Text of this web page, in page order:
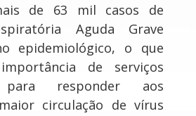
de 63 mil casos de
Aguda Grave
epidemiológico, o que
de serviços
para responder aos
circulação de vírus